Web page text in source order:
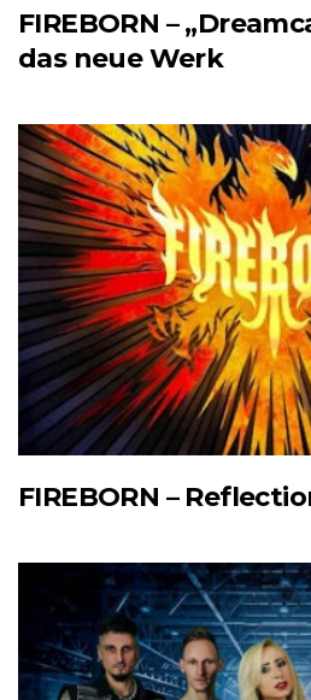
FIREBORN –
das neue Werk
FIREBORN –